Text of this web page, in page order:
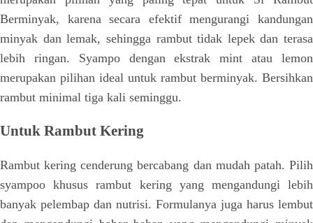
Berminyak, karena secara efektif mengurangi kandungan
minyak dan lemak, sehingga rambut tidak lepek dan terasa
lebih ringan. Syampo dengan ekstrak mint atau lemon
merupakan pilihan ideal untuk rambut berminyak. Bersihkan
rambut minimal tiga kali seminggu.
Untuk Rambut Kering
Rambut kering cenderung bercabang dan mudah patah. Pilih
syampoo khusus rambut kering yang mengandungi lebih
banyak pelembap dan nutrisi. Formulanya juga harus lembut